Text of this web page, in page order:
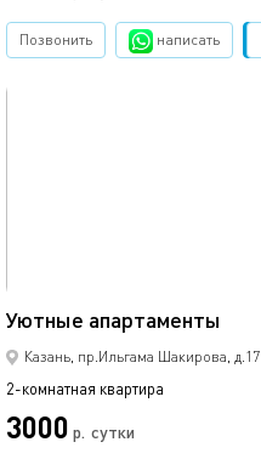
Позвонить написать
Уютные апартаменты
Казань, пр.Ильгама Шакирова, д.17
2-комнатная квартира
3000 р. сутки